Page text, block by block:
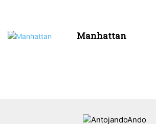
Manhattan